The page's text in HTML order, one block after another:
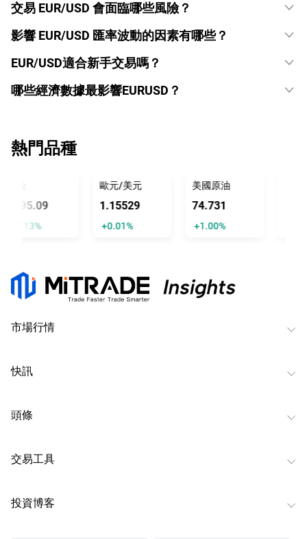
交易 EUR/USD 會面臨哪些風險？
影響 EUR/USD 匯率波動的因素有哪些？
EUR/USD適合新手交易嗎？
哪些經濟數據最影響EURUSD？
熱門品種
4295.09
+1.13%
歐元/美元
1.15529
+0.01%
美國原油
74.731
+1.00%
市場行情
快訊
頭條
交易工具
投資博客